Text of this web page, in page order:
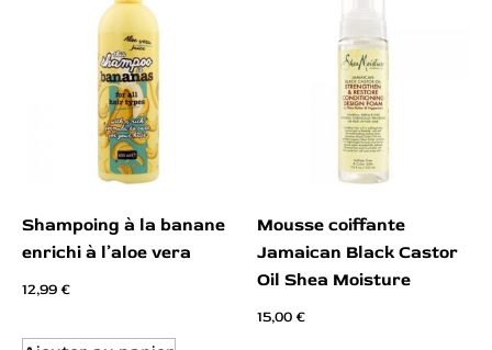
Shampoing à la banane
enrichi à l’aloe vera
12,99€
Mousse coiffante
Jamaican Black Castor
Oil Shea Moisture
15,00€